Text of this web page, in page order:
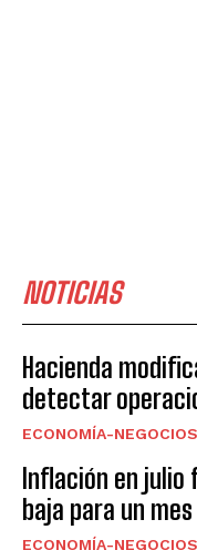
NOTICIAS
Hacienda
detectar
ECONOMÍA-NEGOCIOS
Inflación en julio
baja para un mes
ECONOMÍA-NEGOCIOS